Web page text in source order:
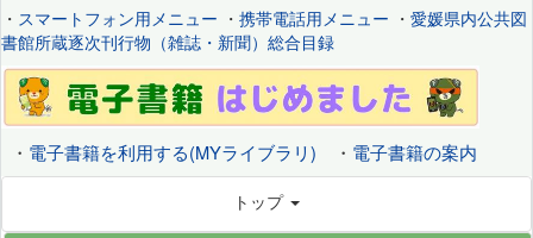
・ スマートフォン用メニュー ・ 携帯電話用メニュー ・ 愛媛県内公共図
書館所蔵逐次刊行物（雑誌・新聞）総合目録
・ 電子書籍を利用する(MYライブラリ) ・ 電子書籍の案内
トップ